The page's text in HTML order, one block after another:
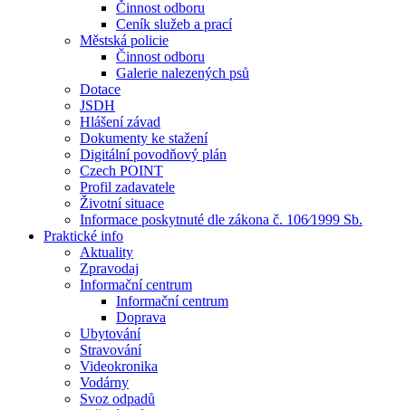
Činnost odboru
Ceník služeb a prací
Městská policie
Činnost odboru
Galerie nalezených psů
Dotace
JSDH
Hlášení závad
Dokumenty ke stažení
Digitální povodňový plán
Czech POINT
Profil zadavatele
Životní situace
Informace poskytnuté dle zákona č. 106⁄1999 Sb.
Praktické info
Aktuality
Zpravodaj
Informační centrum
Informační centrum
Doprava
Ubytování
Stravování
Videokronika
Vodárny
Svoz odpadů